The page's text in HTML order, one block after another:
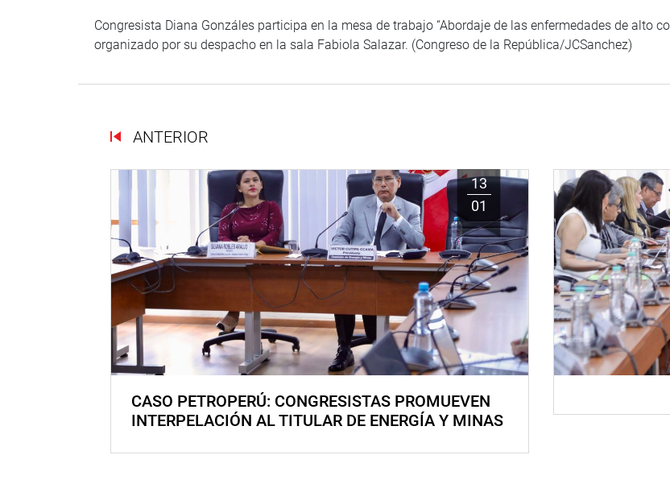
Congresista Diana Gonzáles participa en la mesa de trabajo “Abordaje de las enfermedades de alto
organizado por su despacho en la sala Fabiola Salazar. (Congreso de la República/JCSanchez)
ANTERIOR
13
01
CASO PETROPERÚ: CONGRESISTAS PROMUEVEN
INTERPELACIÓN AL TITULAR DE ENERGÍA Y MINAS